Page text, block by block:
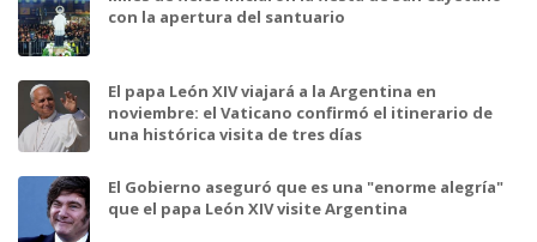
con la apertura del santuario
El papa León XIV viajará a la Argentina en
noviembre: el Vaticano confirmó el itinerario de
una histórica visita de tres días
El Gobierno aseguró que es una "enorme alegría"
que el papa León XIV visite Argentina